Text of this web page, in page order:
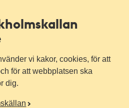
vi kakor, cookies, för att
för att webbplatsen ska
dig.